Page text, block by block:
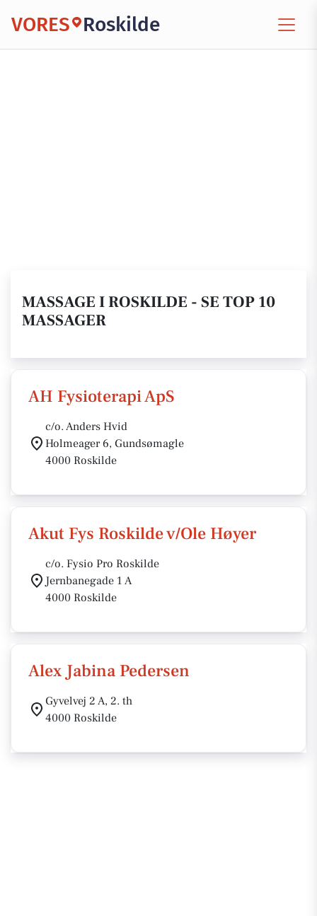
VORES Roskilde
MASSAGE I ROSKILDE - SE TOP 10
MASSAGER
AH Fysioterapi ApS
c/o. Anders Hvid
Holmeager 6, Gundsømagle
4000 Roskilde
Akut Fys Roskilde v/Ole Høyer
c/o. Fysio Pro Roskilde
Jernbanegade 1 A
4000 Roskilde
Alex Jabina Pedersen
Gyvelvej 2 A, 2. th
4000 Roskilde